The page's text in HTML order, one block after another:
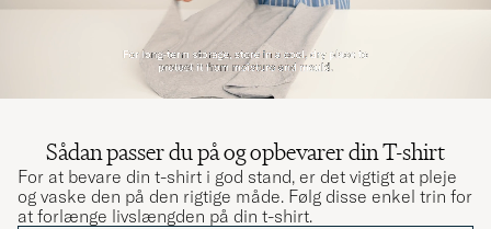
Sådan passer du på og opbevarer din T-shirt
For at bevare din t-shirt i god stand, er det vigtigt at pleje
og vaske den på den rigtige måde. Følg disse enkel trin for
at forlænge livslængden på din t-shirt.